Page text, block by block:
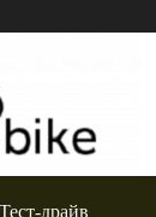
Тест-драйв